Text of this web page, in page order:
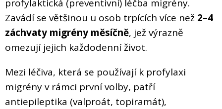
profylaktická (preventivní) léčba migrény.
Zavádí se většinou u osob trpících více než 2–4
záchvaty migrény měsíčně, jež výrazně
omezují jejich každodenní život.
Mezi léčiva, která se používají k profylaxi
migrény v rámci první volby, patří
antiepileptika (valproát, topiramát),